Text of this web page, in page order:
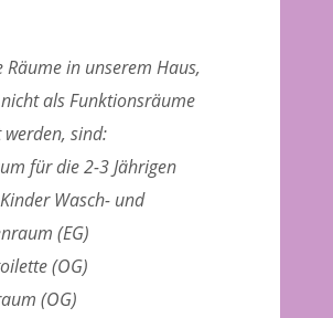
Räume in unserem Haus,
als Funktionsräume
werden, sind:
für die 2-3 Jährigen
Wasch- und
(EG)
(OG)
(OG)